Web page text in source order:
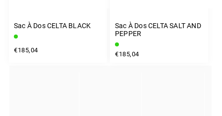
Sac À Dos CELTA BLACK
€185,04
Sac À Dos CELTA SALT AND
PEPPER
€185,04
INSTAGRAM